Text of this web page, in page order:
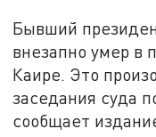
Бывший
внезапно умер в
Каире. Это
заседания суда
сообщает